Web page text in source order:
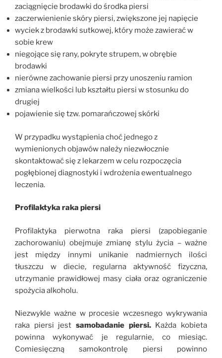
zaciągnięcie brodawki do środka piersi
zaczerwienienie skóry piersi, zwiększone jej napięcie
wyciek z brodawki sutkowej, który może zawierać w
sobie krew
niegojące się rany, pokryte strupem, w obrębie
brodawki
nierówne zachowanie piersi przy unoszeniu ramion
zmiana wielkości lub kształtu piersi w stosunku do
drugiej
pojawienie się tzw. pomarańczowej skórki
W przypadku wystąpienia choć jednego z
wymienionych objawów należy niezwłocznie
skontaktować się z lekarzem w celu rozpoczęcia
pogłębionej diagnostyki i wdrożenia ewentualnego
leczenia.
Profilaktyka raka piersi
Profilaktyka pierwotna raka piersi (zapobieganie
zachorowaniu) obejmuje zmianę stylu życia – ważne
jest między innymi unikanie nadmiernych ilości
tłuszczu w diecie, regularna aktywność fizyczna,
utrzymanie prawidłowej masy ciała oraz ograniczenie
spożycia alkoholu.
Niezwykle ważne w procesie wczesnego wykrywania
raka piersi jest samobadanie piersi. Każda kobieta
powinna wykonywać je regularnie, co miesiąc.
Comiesięczną samokontrolę piersi powinno